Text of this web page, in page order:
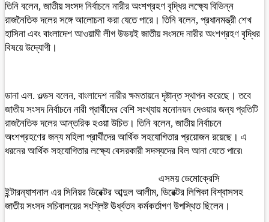
তিনি বলেন, জাতীয় সংসদ নির্বাচনে নারীর অংশগ্রহণ বৃদ্ধির লক্ষ্যে বিভিন্ন
রাজনৈতিক দলের সঙ্গে আলোচনা করা যেতে পারে। তিনি বলেন, প্রধানমন্ত্রী শেখ
হাসিনা এবং বাংলাদেশ আওয়ামী লীগ উভয়ই জাতীয় সংসদে নারীর অংশগ্রহণ বৃদ্ধির
বিষয়ে উদ্যোগী।
ডানা এল. ওল্ডস বলেন, বাংলাদেশ নারীর ক্ষমতায়নে দৃষ্টান্ত স্থাপন করেছে। তবে
জাতীয় সংসদ নির্বাচনে নারী প্রার্থীদের বেশি সংখ্যায় মনোনয়ন দেওয়ার জন্য প্রতিটি
রাজনৈতিক দলের আন্তরিক হওয়া উচিত। তিনি বলেন, জাতীয় নির্বাচনে
অংশগ্রহণের জন্য মহিলা প্রার্থীদের আর্থিক সহযোগিতার প্রয়োজন রয়েছে। এ
ধরনের আর্থিক সহযোগিতার লক্ষ্যে বেসরকারী সদস্যদের বিল আনা যেতে পারে৷
এসময় ডেমোক্রেসি
ইন্টারন্যাশনাল এর সিনিয়র ডিরেক্টর আব্দুল আলীম, ডিরেক্টর লিপিকা বিশ্বাসসহ
জাতীয় সংসদ সচিবালয়ের সংশ্লিষ্ট ঊর্ধ্বতন কর্মকর্তাগণ উপস্থিত ছিলেন।